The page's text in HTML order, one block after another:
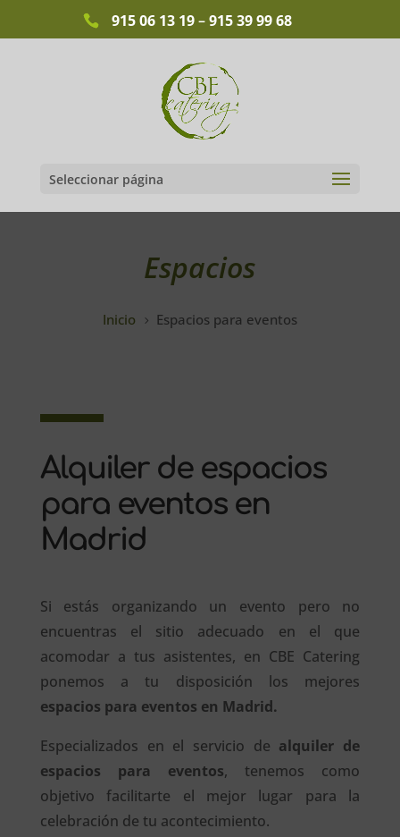
915 06 13 19–915 39 99 68
Seleccionar página
Espacios
Inicio 5 Espacios para eventos
Alquiler de espacios
para eventos en
Madrid
Si estás organizando un evento pero no
encuentras el sitio adecuado en el que
acomodar a tus asistentes, en CBE Catering
ponemos a tu disposición los mejores
espacios para eventos en Madrid.
Especializados en el servicio de alquiler de
espacios para eventos, tenemos como
objetivo facilitarte el mejor lugar para la
celebración de tu acontecimiento.